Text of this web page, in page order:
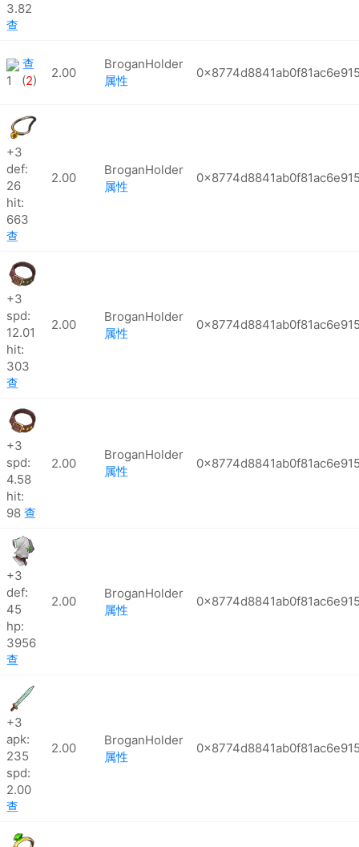
3.82
查
查
1 (2)
2.00
BroganHolder
属性
+3
def:
26
hit:
663
查
2.00
BroganHolder
属性
+3
spd:
12.01
hit:
303
查
2.00
BroganHolder
属性
+3
spd:
4.58
hit:
98 查
2.00
BroganHolder
属性
+3
def:
45
hp:
3956
查
2.00
BroganHolder
属性
+3
apk:
235
spd:
2.00
查
2.00
BroganHolder
属性